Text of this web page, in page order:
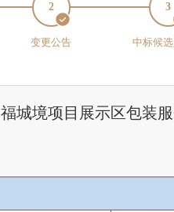
2
变更公告
3
中标候
福城境项目展示区包装服